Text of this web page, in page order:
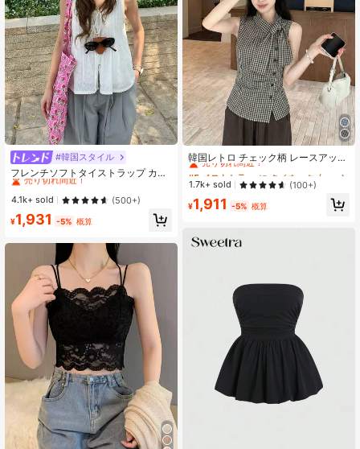
#韓国スタイル
フレンチソフトタイストラップ カジ
ュアル サマー ノースリーブ ホワイ
トトップ
#2 ベストセラー
売り切れ間近！
#2 ベストセラー
売り切れ間近！
#2 ベストセラー
売り切れ間近！
#2 ベストセラー
ゆるい 女性用タンクトップ&キャミス
売り切れ間近！
4.1k+ sold (500+)
¥1,931 -5% 概算
韓国レトロ チェック柄 レースアップ
ウエスト シャツ、スリムフィット ノ
ースリーブ ブラウス、夏トップス ブ
ラック
#5 ベストセラー
に タイネック 女性用トップス、ブラウス、Tシャツ
売り切れ間近！
#5 ベストセラー
売り切れ間近！
#5 ベストセラー
売り切れ間近！
#5 ベストセラー
に タイネック 女性用トップス、ブラウス、Tシャツ
売り切れ間近！
1.7k+ sold (100+)
¥1,911 -5% 概算